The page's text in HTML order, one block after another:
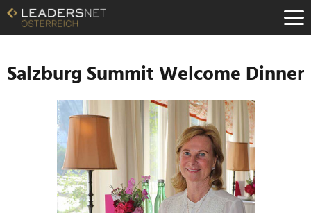
Zum
Inhalt
Zur
Navigation
Zur
Hauptnavigation
Salzburg Summit Welcome Dinner